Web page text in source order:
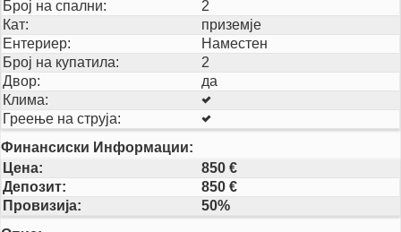
Број на спални:
2
Кат:
приземје
Ентериер:
Наместен
Број на купатила:
2
Двор:
да
Клима:
Греење на струја:
Финансиски Информации:
Цена:
850 €
Депозит:
850 €
Провизија:
50%